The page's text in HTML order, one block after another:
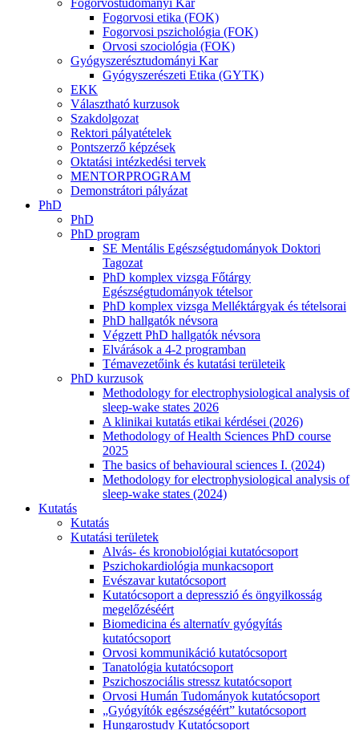
Fogorvosi etika (FOK)
Fogorvosi pszichológia (FOK)
Orvosi szociológia (FOK)
Gyógyszerésztudományi Kar
Gyógyszerészeti Etika (GYTK)
EKK
Választható kurzusok
Szakdolgozat
Rektori pályatételek
Pontszerző képzések
Oktatási intézkedési tervek
MENTORPROGRAM
Demonstrátori pályázat
PhD
PhD
PhD program
SE Mentális Egészségtudományok Doktori
Tagozat
PhD komplex vizsga Főtárgy
Egészségtudományok tételsor
PhD komplex vizsga Melléktárgyak és tételsorai
PhD hallgatók névsora
Végzett PhD hallgatók névsora
Elvárások a 4-2 programban
Témavezetőink és kutatási területeik
PhD kurzusok
Methodology for electrophysiological analysis of
sleep-wake states 2026
A klinikai kutatás etikai kérdései (2026)
Methodology of Health Sciences PhD course
2025
The basics of behavioural sciences I. (2024)
Methodology for electrophysiological analysis of
sleep-wake states (2024)
Kutatás
Kutatás
Kutatási területek
Alvás- és kronobiológiai kutatócsoport
Pszichokardiológia munkacsoport
Evészavar kutatócsoport
Kutatócsoport a depresszió és öngyilkosság
megelőzéséért
Biomedicina és alternatív gyógyítás
kutatócsoport
Orvosi kommunikáció kutatócsoport
Tanatológia kutatócsoport
Pszichoszociális stressz kutatócsoport
Orvosi Humán Tudományok kutatócsoport
„Gyógyítók egészségéért” kutatócsoport
Hungarostudy Kutatócsoport